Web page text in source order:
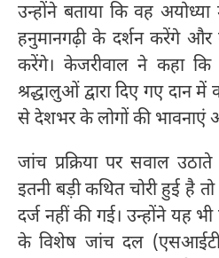
उन्होंने बताया कि वह अयोध्या
हनुमानगढ़ी के दर्शन करेंगे और
करेंगे। केजरीवाल ने कहा
श्रद्धालुओं द्वारा दिए गए दान
से देशभर के लोगों की भावनाएं
जांच प्रक्रिया पर सवाल
इतनी बड़ी कथित चोरी हुई
दर्ज नहीं की गई। उन्होंने यह
के विशेष जांच दल